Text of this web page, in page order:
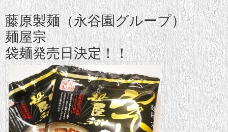
藤原製麺（永谷園グループ）
麺屋宗
袋麺発売日決定！！